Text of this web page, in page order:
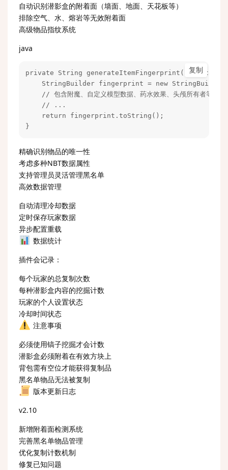
自动识别潜影盒的附着面（墙面、地面、天花板等）
排除空气、水、熔岩等无效附着面
高级物品指纹系统
java
复制
private String generateItemFingerprint(ItemStack
StringBuilder fingerprint = new
    // 包含附魔、自定义模型数据、药水效果、头颅所有者等
    // ...
    return fingerprint.toString();
}
精确识别物品的唯一性
考虑多种NBT数据属性
支持管理员灵活管理黑名单
高效数据管理
自动清理冷却数据
定时保存玩家数据
异步配置重载
数据统计
插件会记录：
每个玩家的总复制次数
每种潜影盒内容的挖掘计数
玩家的个人设置状态
冷却时间状态
注意事项
必须使用镐子挖掘才会计数
潜影盒必须附着在有效方块上
背包需有空位才能获得复制品
黑名单物品无法被复制
版本更新日志
v2.10
新增附着面检测系统
完善黑名单物品管理
优化复制计数机制
修复已知问题